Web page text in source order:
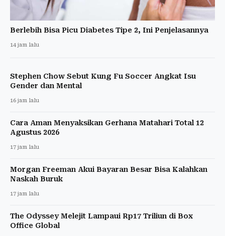
Berlebih Bisa Picu Diabetes Tipe 2, Ini Penjelasannya
14 jam lalu
Stephen Chow Sebut Kung Fu Soccer Angkat Isu
Gender dan Mental
16 jam lalu
Cara Aman Menyaksikan Gerhana Matahari Total 12
Agustus 2026
17 jam lalu
Morgan Freeman Akui Bayaran Besar Bisa Kalahkan
Naskah Buruk
17 jam lalu
The Odyssey Melejit Lampaui Rp17 Triliun di Box
Office Global